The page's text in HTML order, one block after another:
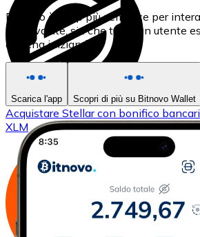
Acquistare Stellarcon bonifico
XLM
Bitnovo è l'app più semplice per
criptovalute, sia che tu sia un utente
appena iniziando.
Scarica l'app Scopri di più su Bitnovo Wallet